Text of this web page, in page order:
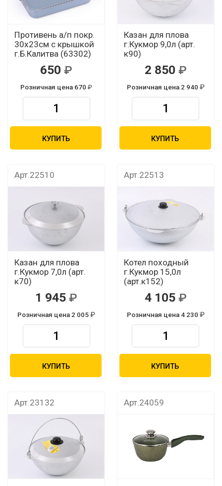
Противень а/п покр.
30x23см с крышкой
г.Б.Калитва (63302)
650
Розничная цена 670
КУПИТЬ
Казан для плова
г.Кукмор 9,0л (арт.
к90)
2 850
Розничная цена 2 940
КУПИТЬ
Арт.22510
Казан для плова
г.Кукмор 7,0л (арт.
к70)
1 945
Розничная цена 2 005
КУПИТЬ
Арт.22513
Котел походный
г.Кукмор 15,0л
(арт.к152)
4 105
Розничная цена 4 230
КУПИТЬ
Арт.23132 Арт.24059